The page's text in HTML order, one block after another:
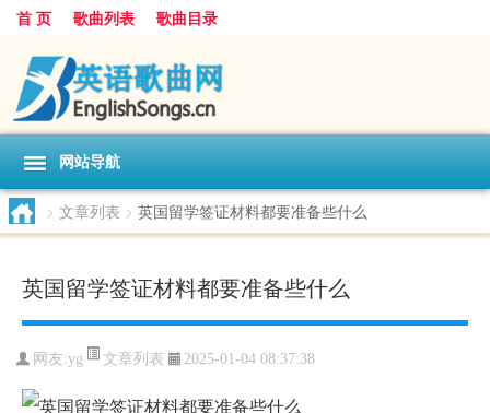
首 页 歌曲列表 歌曲目录
网站导航
> 文章列表 > 英国留学签证材料都要准备些什么
英国留学签证材料都要准备些什么
网友:yg 文章列表 2025-01-04 08:37:38